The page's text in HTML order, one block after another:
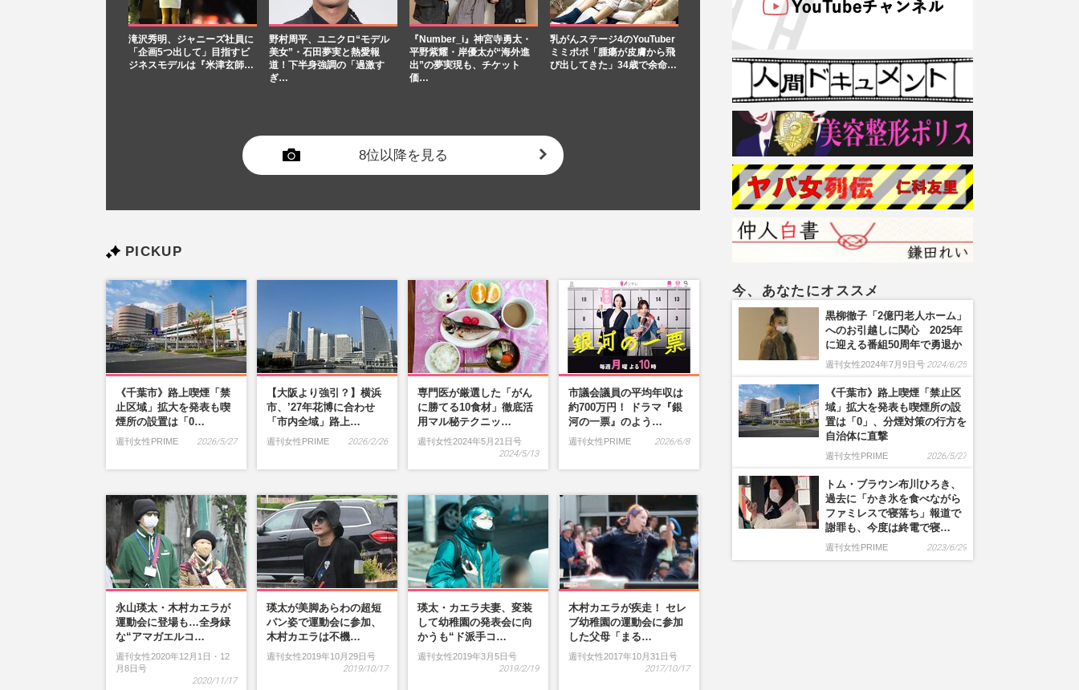
滝沢秀明、ジャニーズ社員に
「企画5つ出して」目指すビ
ジネスモデルは『米津玄師…
野村周平、ユニクロ“モデル
美女”・石田夢実と熱愛報
道！下半身強調の「過激す
ぎ…
『Number_i』神宮寺勇太・
平野紫耀・岸優太が“海外進
出”の夢実現も、チケット
価…
乳がんステージ4のYouTuber
ミミポポ「腫瘍が皮膚から飛
び出してきた」34歳で余命…
8位以降を見る
PICKUP
《千葉市》路上喫煙「禁
止区域」拡大を発表も喫
煙所の設置は「0…
週刊女性PRIME 2026/5/27
【大阪より強引？】横浜
市、’27年花博に合わせ
「市内全域」路上…
週刊女性PRIME 2026/2/26
専門医が厳選した「がん
に勝てる10食材」徹底活
用マル秘テクニッ…
週刊女性2024年5月21日号
2024/5/13
市議会議員の平均年収は
約700万円！ ドラマ『銀
河の一票』のよう…
週刊女性PRIME 2026/6/8
永山瑛太・木村カエラが
運動会に登場も…全身緑
な“アマガエルコ…
週刊女性2020年12月1日・12
月8日号
2020/11/17
瑛太が美脚あらわの超短
パン姿で運動会に参加、
木村カエラは不機…
週刊女性2019年10月29日号
2019/10/17
瑛太・カエラ夫妻、変装
して幼稚園の発表会に向
かうも“ド派手コ…
週刊女性2019年3月5日号
2019/2/19
木村カエラが疾走！ セレ
ブ幼稚園の運動会に参加
した父母「まる…
週刊女性2017年10月31日号
2017/10/17
も、喫煙所整備は“ノープラ
ン”の現状
小栗旬の“非公表長女”が顔
隠しデビュー、透ける山田
優の「スーパーモデルに」
野望
今、あなたにオススメ
黒柳徹子「2億円老人ホーム」
へのお引越しに関心 2025年
に迎える番組50周年で勇退か
週刊女性2024年7月9日号 2024/6/25
《千葉市》路上喫煙「禁止区
域」拡大を発表も喫煙所の設
置は「0」、分煙対策の行方を
自治体に直撃
週刊女性PRIME 2026/5/27
トム・ブラウン布川ひろき、
過去に「かき氷を食べながら
ファミレスで寝落ち」報道で
謝罪も、今度は終電で寝…
週刊女性PRIME 2023/6/29